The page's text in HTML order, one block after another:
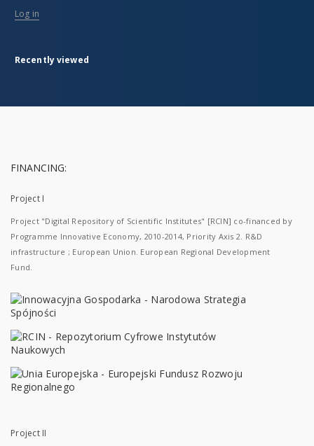
Log in
Recently viewed
FINANCING:
Project I
Project "Digital Repository of Scientific Institutes" [RCIN] co-financed by
Programme Innovative Economy, 2010-2014, Priority Axis 2. R&D
infrastructure ; European Union. European Regional Development
Fund.
Project II